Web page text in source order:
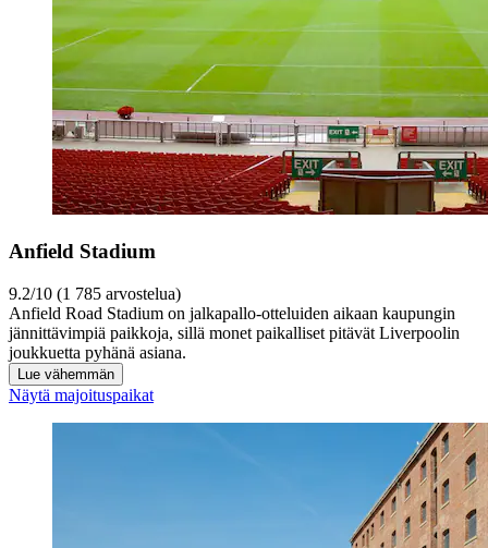
Anfield Stadium
9.2/10 (1 785 arvostelua)
Anfield Road Stadium on jalkapallo-otteluiden aikaan kaupungin
jännittävimpiä paikkoja, sillä monet paikalliset pitävät Liverpoolin
joukkuetta pyhänä asiana.
Lue vähemmän
Näytä majoituspaikat